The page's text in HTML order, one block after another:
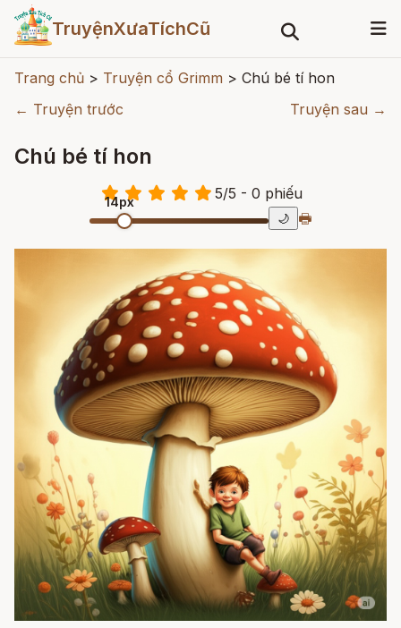
TruyệnXưaTíchCũ
Trang chủ > Truyện cổ Grimm > Chú bé tí hon
← Truyện trước
Truyện sau →
Chú bé tí hon
5/5 - 0 phiếu
14px
🌙 🖶